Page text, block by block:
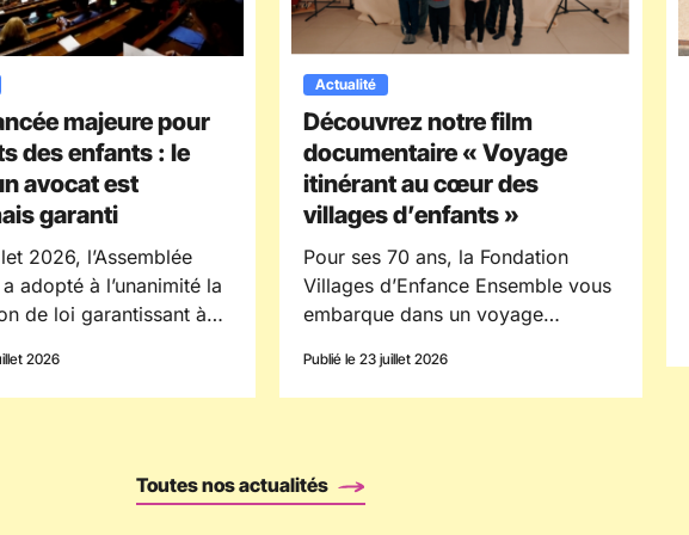
majeure pour
des enfants : le
avocat est
garanti
2026, l’Assemblée
adopté à l’unanimité la
de loi garantissant à
d’assistance éducative
assisté d’un avocat.
mieux faire entendre sa
2026
Actualité
Découvrez notre film
documentaire « Voyage
itinérant au cœur des
villages d’enfants »
Pour ses 70 ans, la Fondation
Villages d’Enfance Ensemble vous
embarque dans un voyage
d’enfants pour célébrer
l’engagement de celles et ceux qui
Publié le 23 juillet 2026
Toutes nos actualités